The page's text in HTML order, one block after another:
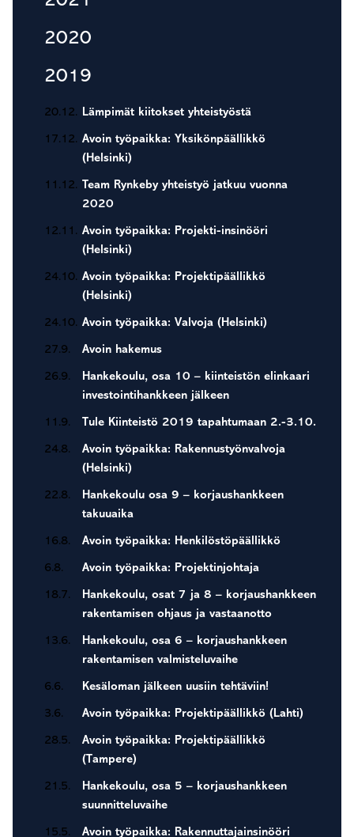
2020
2019
20.12. Lämpimät kiitokset yhteistyöstä
17.12. Avoin työpaikka: Yksikönpäällikkö
(Helsinki)
11.12.
Team Rynkeby yhteistyö jatkuu vuonna
2020
12.11. Avoin työpaikka: Projekti-insinööri
(Helsinki)
24.10. Avoin työpaikka: Projektipäällikkö
(Helsinki)
24.10. Avoin työpaikka: Valvoja (Helsinki)
27.9. Avoin hakemus
26.9.
Hankekoulu, osa 10 – kiinteistön elinkaari
investointihankkeen jälkeen
11.9. Tule Kiinteistö 2019 tapahtumaan 2.-3.10.
24.8.
Avoin työpaikka: Rakennustyönvalvoja
(Helsinki)
22.8.
Hankekoulu osa 9 – korjaushankkeen
takuuaika
16.8. Avoin työpaikka: Henkilöstöpäällikkö
6.8. Avoin työpaikka: Projektinjohtaja
18.7.
Hankekoulu, osat 7 ja 8 – korjaushankkeen
rakentamisen ohjaus ja vastaanotto
13.6.
Hankekoulu, osa 6 – korjaushankkeen
rakentamisen valmisteluvaihe
6.6. Kesäloman jälkeen uusiin tehtäviin!
3.6. Avoin työpaikka: Projektipäällikkö (Lahti)
28.5.
Avoin työpaikka: Projektipäällikkö
(Tampere)
21.5.
Hankekoulu, osa 5 – korjaushankkeen
suunnitteluvaihe
15.5. Avoin työpaikka: Rakennuttajainsinööri